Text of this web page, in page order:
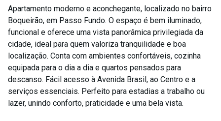
Apartamento moderno e aconchegante, localizado no bairro
Boqueirão, em Passo Fundo. O espaço é bem iluminado,
funcional e oferece uma vista panorâmica privilegiada da
cidade, ideal para quem valoriza tranquilidade e boa
localização. Conta com ambientes confortáveis, cozinha
equipada para o dia a dia e quartos pensados para
descanso. Fácil acesso à Avenida Brasil, ao Centro e a
serviços essenciais. Perfeito para estadias a trabalho ou
lazer, unindo conforto, praticidade e uma bela vista.